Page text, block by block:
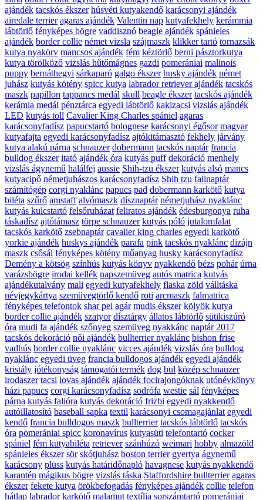
ajándék tacskós ékszer húsvéti kutyakendő karácsonyi ajándék
airedale terrier agaras ajándék Valentin nap kutyafekhely kerámmia
lábtörlő fényképes bögre vaddisznó beagle ajándék spánieles
ajándék border collie német vizsla szájmaszk klikker tartó tornazsák
kutya nyakörv mancsos ajándék fém kéztörlő berni pásztorkutya
kutya törölköző vizslás hűtőmágnes gazdi pomerániai malinois
puppy bernáthegyi sárkaparó galgo ékszer husky ajándék német
juhász kutyás kötény spicc kutya labrador retriever ajándék tacskós
maszk papillon tappancs medál skull beagle ékszer tacskós ajándék
kerámia medál pénztárca egyedi lábtörlő kakizacsi vizslás ajándék
LED kutyás toll Cavalier King Charles spániel agaras
karácsonyfadísz papucstartó bolognese karácsonyi égősor magyar
kutyafajta egyedi karácsonyfadísz ajtókitámasztó fekhely járvány
kutya alakú párna schnauzer dobermann tacskós naptár francia
bulldog ékszer itató ajándék óra kutyás puff dekoráció menhely
vizslás ágynemű halálfej aussie Shih-tzu ékszer kutyás alsó mancs
kutyacipő németjuhászos karácsonyfadísz Shih tzu falinaptár
számítógép corgi nyaklánc papucs pad dobermann karkötő kutya
biléta szűrő amstaff alvómaszk dísznaptár németjuhász nyaklánc
kutyás kulcstartó felsőruházat feliratos ajándék édesburgonya ruha
táskadísz ajtótámasz törpe schnauzer kutyás póló jutalomfalat
tacskós karkötő zsebnaptár cavalier king charles egyedi karkötő
yorkie ajándék huskys ajándék parafa pink tacskós nyaklánc dizájn
maszk csősál fényképes kötény műanyag husky karácsonyfadísz
Demény a kötsög színhús kutyás könyv nyakkendő bézs pohár úrna
varázsbögre irodai kellék napszemüveg autós matrica kutyás
ajándékutalvány mali egyedi kutyafekhely flaska zöld válltáska
névjegykártya szemüvegtörlő kendő roti arcmaszk falmatrica
fényképes telefontok shar pei agár mudis ékszer kölyök kutya
border collie ajándék szatyor dísztárgy állatos lábtörlő sütikiszúró
óra mudi fa ajándék szőnyeg szemüveg nyakkánc naptár 2017
tacskós dekoráció női ajándék bullterrier nyaklánc bishon frise
vadhús border collie nyaklánc vicces ajándék vizslás óra bulldog
nyaklánc egyedi üveg francia bulldogos ajándék egyedi ajándék
kristály jótékonyság támogatói termék dog bul közép schnauzer
irodaszer tacsi lovas ajándék ajándék focirajongóknak utónévkönyv
házi papucs corgi karácsonyfadísz sodrófa westie sál fényképes
párna kutyás falióra kutyás dekoráció frizbi egyedi nyakkendő
autóillatosító baseball sapka textil karácsonyi csomagajánlat egyedi
kendő francia bulldogos maszk bullterrier tacskós lábtörlő tacskós
óra pomerániai spicc koronavírus kutyasüti telefontartó cocker
spániel fém kutyabiléta retriever szánhúzó weimari hobby almazöld
spánieles ékszer sör skótjuhász boston terrier gyertya ágynemű
karácsony plüss kutyás határidőnapló havagnese kutyás nyakkendő
karantén mágikus bögre vizslás táska Staffordshire bullterrier agaras
ékszer fekete kutya örökbefogadás fényképes ajándék collie telefon
hátlap labrador karkötő malamut textília sorszámtartó pomerániai